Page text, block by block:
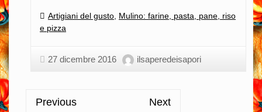
Categories:
Artigiani del gusto, Mulino: farine, pasta, pane, riso
e pizza
27 dicembre 2016 ilsaperedeisapori
Previous Next